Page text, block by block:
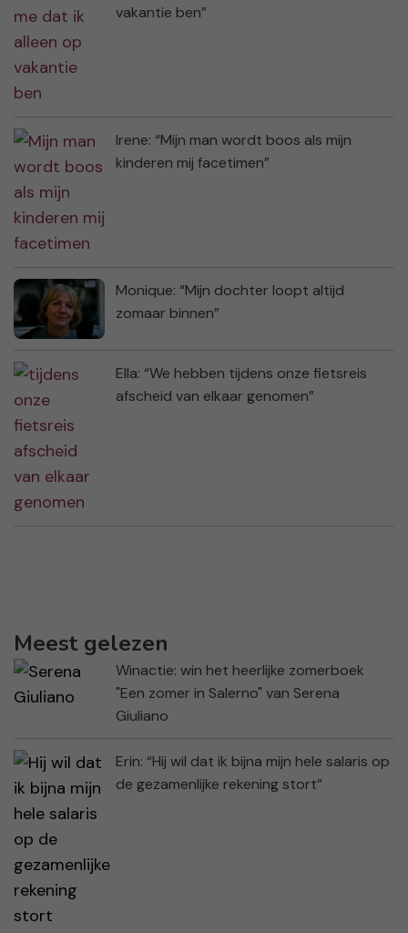
vakantie ben”
Irene: “Mijn man wordt boos als mijn
kinderen mij facetimen”
Monique: “Mijn dochter loopt altijd
zomaar binnen”
Ella: “We hebben tijdens onze fietsreis
afscheid van elkaar genomen”
Meest gelezen
Winactie: win het heerlijke zomerboek
"Een zomer in Salerno" van Serena
Giuliano
Erin: “Hij wil dat ik bijna mijn hele salaris op
de gezamenlijke rekening stort”